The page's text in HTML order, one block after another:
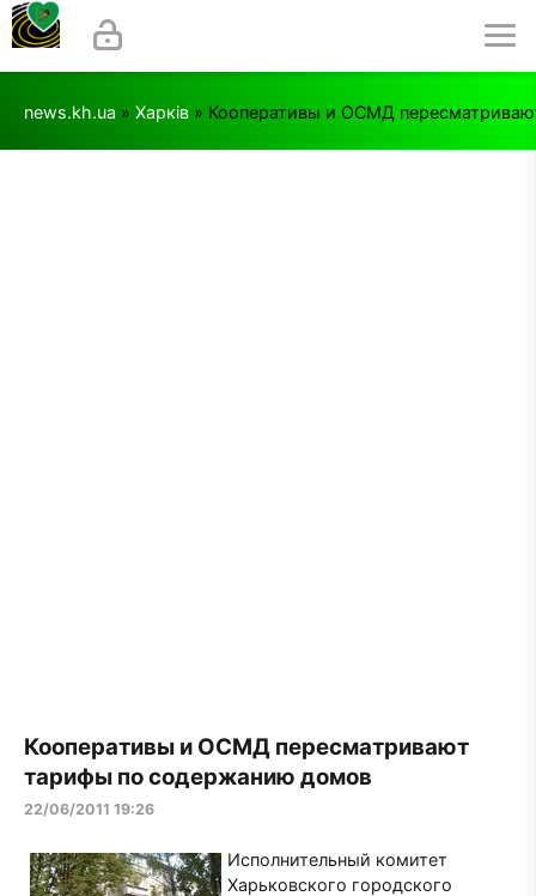
news.kh.ua » Харків » Кооперативы и ОСМД
Кооперативы и ОСМД пересматривают
тарифы по содержанию домов
22/06/2011 19:26
Исполнительный комитет
Харьковского городского